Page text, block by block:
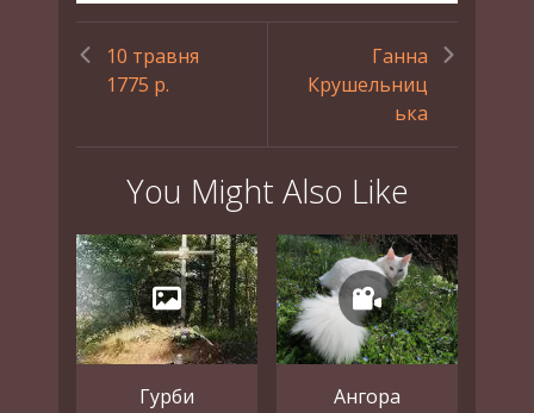
10 травня
1775 р.
Ганна
Крушельниц
ька
You Might Also Like
Гурби Ангора